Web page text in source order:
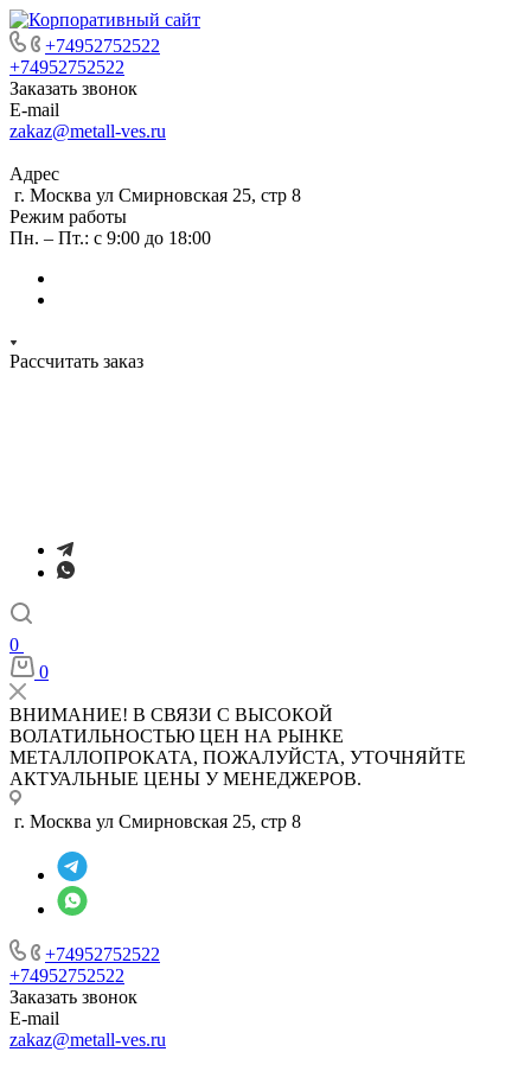
+74952752522
+74952752522
Заказать звонок
E-mail
zakaz@metall-ves.ru
Адрес
г. Москва ул Смирновская 25, стр 8
Режим работы
Пн. – Пт.: с 9:00 до 18:00
Рассчитать заказ
0
0
ВНИМАНИЕ! В СВЯЗИ С ВЫСОКОЙ
ВОЛАТИЛЬНОСТЬЮ ЦЕН НА РЫНКЕ
МЕТАЛЛОПРОКАТА, ПОЖАЛУЙСТА, УТОЧНЯЙТЕ
АКТУАЛЬНЫЕ ЦЕНЫ У МЕНЕДЖЕРОВ.
г. Москва ул Смирновская 25, стр 8
+74952752522
+74952752522
Заказать звонок
E-mail
zakaz@metall-ves.ru